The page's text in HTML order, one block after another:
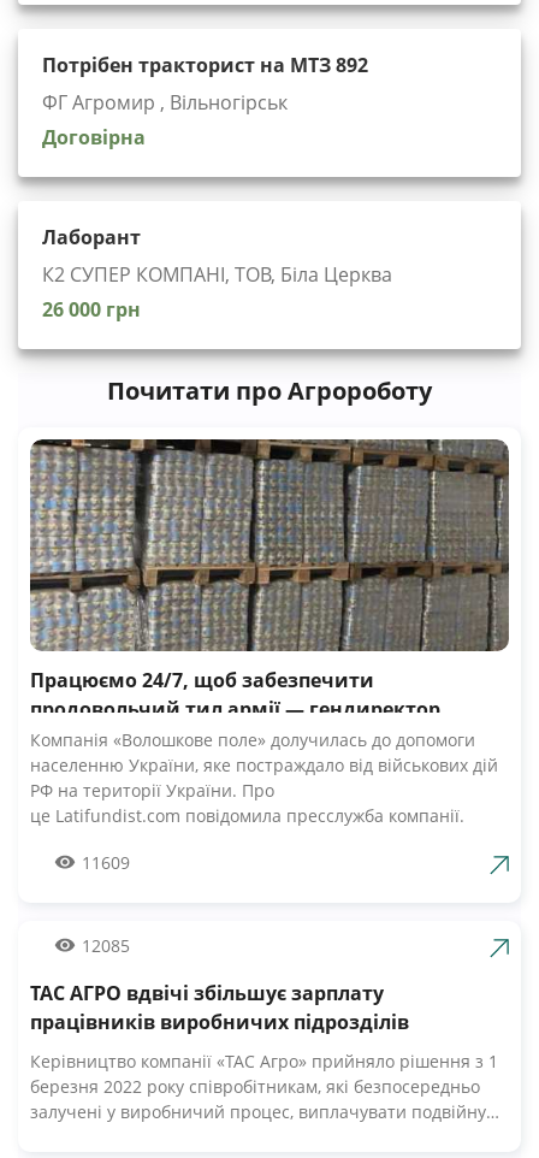
Потрібен тракторист на МТЗ 892
ФГ Агромир , Вільногірськ
Договірна
Лаборант
К2 СУПЕР КОМПАНІ, ТОВ, Біла Церква
26 000 грн
Почитати про Агророботу
Працюємо 24/7, щоб забезпечити
продовольчий тил армії — гендиректор
компанії Волошкове поле
Компанія «Волошкове поле» долучилась до допомоги
населенню України, яке постраждало від військових дій
РФ на території України. Про
це Latifundist.com повідомила пресслужба компанії.
Вже шосту добу наші Збройні Сили героїчно стримують
армії», — зазначив Андрій Табалов, генеральний
Компанія «Волошкове поле» вже відправила понад 10 т
молока для забезпечення біженців та тероборони в
можливість безкоштовно отримати пастеризоване
молоко з бочки за адресами, вказаними на офіційній
сторінці компанії у Facebook. «Первомайський МКК»
11609
12085
ТАС АГРО вдвічі збільшує зарплату
працівників виробничих підрозділів
Керівництво компанії «ТАС Агро» прийняло рішення з 1
березня 2022 року співробітникам, які безпосередньо
залучені у виробничий процес, виплачувати подвійну